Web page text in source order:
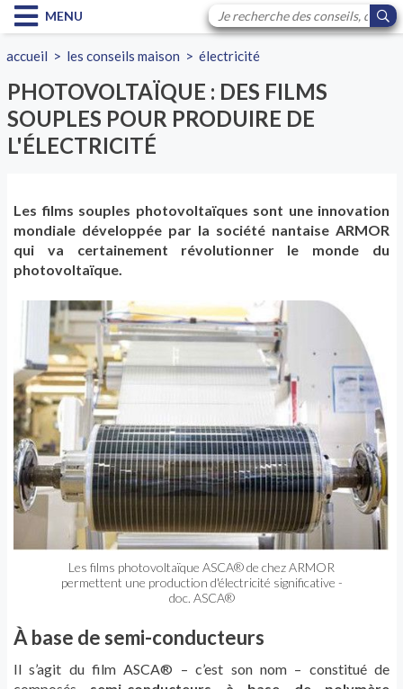
MENU
accueil > les conseils maison >électricité
PHOTOVOLTAÏQUE : DES FILMS
SOUPLES POUR PRODUIRE DE
L'ÉLECTRICITÉ
Les films souples photovoltaïques sont une innovation
mondiale développée par la société nantaise ARMOR
qui va certainement révolutionner le monde du
photovoltaïque.
Les films photovoltaïque ASCA® de chez ARMOR
permettent une production d'électricité significative -
doc. ASCA®
À base de semi-conducteurs
Il s’agit du film ASCA® – c’est son nom – constitué de